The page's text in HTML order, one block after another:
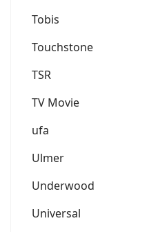
Tobis
Touchstone
TSR
TV Movie
ufa
Ulmer
Underwood
Universal